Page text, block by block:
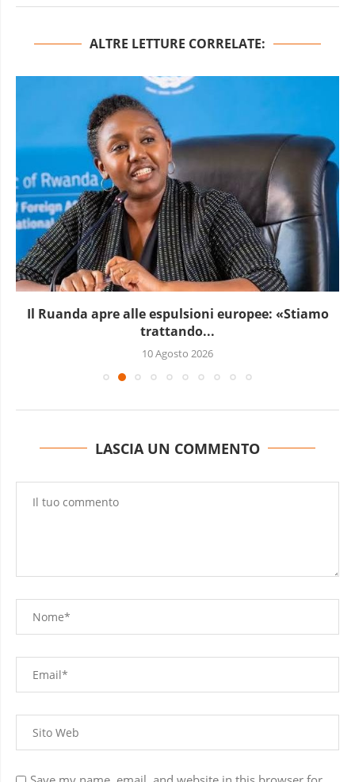
ALTRE LETTURE CORRELATE:
Il Ruanda apre alle espulsioni europee: «Stiamo
trattando...
10 Agosto 2026
LASCIA UN COMMENTO